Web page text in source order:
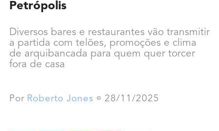
Petrópolis
Diversos bares e restaurantes vão transmitir
a partida com telões, promoções e clima
de arquibancada para quem quer torcer
fora de casa
Por Roberto Jones 28/11/2025